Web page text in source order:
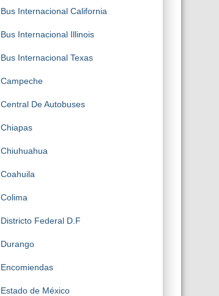
Bus Internacional California
Bus Internacional Illinois
Bus Internacional Texas
Campeche
Central De Autobuses
Chiapas
Chiuhuahua
Coahuila
Colima
Districto Federal D.F
Durango
Encomiendas
Estado de México